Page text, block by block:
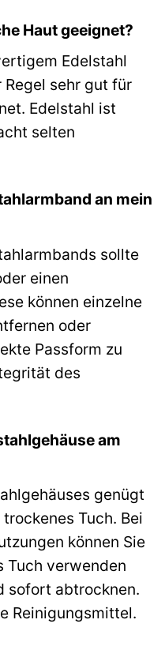
Haut geeignet?
Edelstahl
sehr gut für
Edelstahl ist
selten
an mein
sollte
einen
können einzelne
oder
Passform zu
des
am
genügt
Tuch. Bei
können Sie
Tuch verwenden
sofort abtrocknen.
Reinigungsmittel.